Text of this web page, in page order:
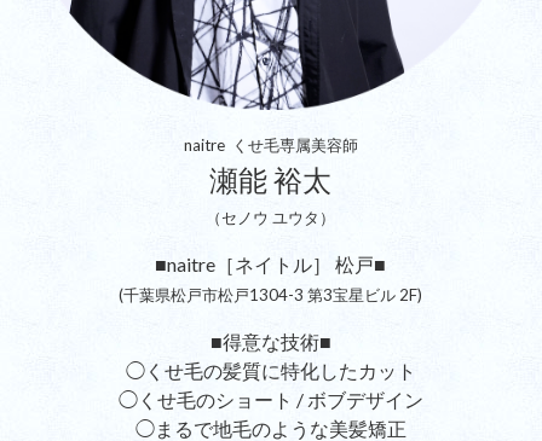
naitre くせ毛専属美容師
瀬能 裕太
（セノウ ユウタ）
■naitre［ネイトル］ 松戸■
(千葉県松戸市松戸1304-3 第3宝星ビル 2F)
■得意な技術■
◯くせ毛の髪質に特化したカット
◯くせ毛のショート / ボブデザイン
◯まるで地毛のような美髪矯正